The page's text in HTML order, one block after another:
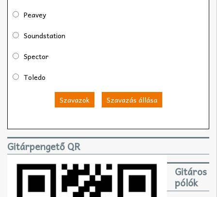
Peavey
Soundstation
Spector
Toledo
Szavazok Szavazás állása
Gitárpengető QR
Gitáros
pólók